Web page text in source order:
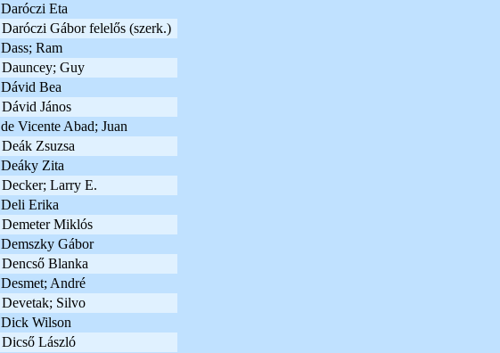
Daróczi Eta
Daróczi Gábor felelős (szerk.)
Dass; Ram
Dauncey; Guy
Dávid Bea
Dávid János
de Vicente Abad; Juan
Deák Zsuzsa
Deáky Zita
Decker; Larry E.
Deli Erika
Demeter Miklós
Demszky Gábor
Dencső Blanka
Desmet; André
Devetak; Silvo
Dick Wilson
Dicső László